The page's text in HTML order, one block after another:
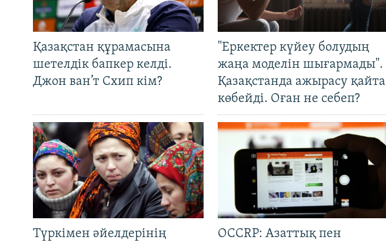
Қазақстан құрамасына
шетелдік бапкер келді.
Джон ван’т Схип кім?
"Еркектер күйеу болудың
жаңа моделін шығармады".
Қазақстанда ажырасу қайта
көбейді. Оған не себеп?
Түркімен әйелдерінің
OCCRP: Азаттық пен